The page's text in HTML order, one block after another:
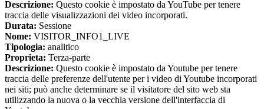
Descrizione: Questo cookie è impostato da YouTube per tenere
traccia delle visualizzazioni dei video incorporati.
Durata: Sessione
Nome: VISITOR_INFO1_LIVE
Tipologia: analitico
Proprieta: Terza-parte
Descrizione: Questo cookie è impostato da Youtube per tenere
traccia delle preferenze dell'utente per i video di Youtube incorporati
nei siti; può anche determinare se il visitatore del sito web sta
utilizzando la nuova o la vecchia versione dell'interfaccia di